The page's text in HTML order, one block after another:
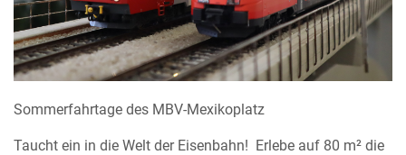
Sommerfahrtage des MBV-Mexikoplatz
Taucht ein in die Welt der Eisenbahn! Erlebe auf 80 m² die